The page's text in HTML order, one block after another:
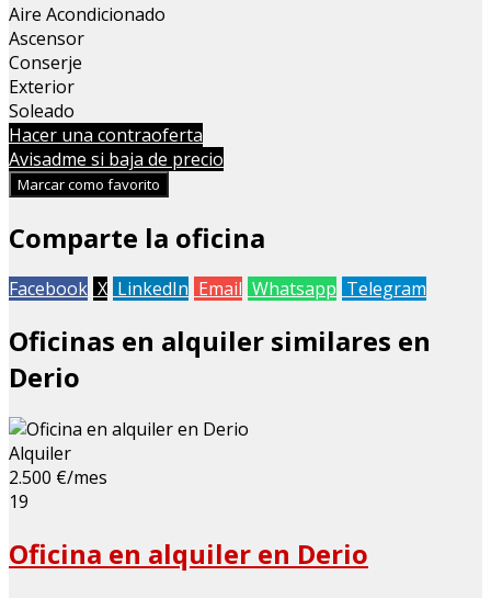
Aire Acondicionado
Ascensor
Conserje
Exterior
Soleado
Hacer una contraoferta
Avisadme si baja de precio
Marcar como favorito
Comparte la oficina
Facebook X LinkedIn Email Whatsapp Telegram
Oficinas en alquiler similares en
Derio
Alquiler
2.500 €/mes
19
Oficina en alquiler en Derio